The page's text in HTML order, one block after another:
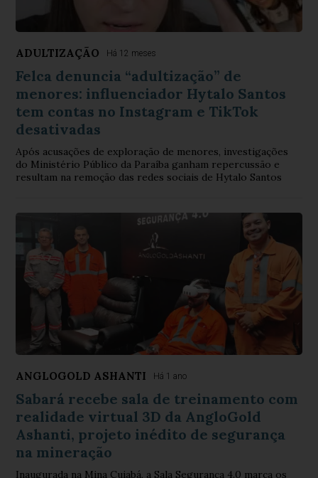
ADULTIZAÇÃO Há 12 meses
Felca denuncia “adultização” de
menores: influenciador Hytalo Santos
tem contas no Instagram e TikTok
desativadas
Após acusações de exploração de menores, investigações
do Ministério Público da Paraíba ganham repercussão e
resultam na remoção das redes sociais de Hytalo Santos
ANGLOGOLD ASHANTI Há 1 ano
Sabará recebe sala de treinamento com
realidade virtual 3D da AngloGold
Ashanti, projeto inédito de segurança
na mineração
Inaugurada na Mina Cuiabá, a Sala Segurança 4.0 marca os